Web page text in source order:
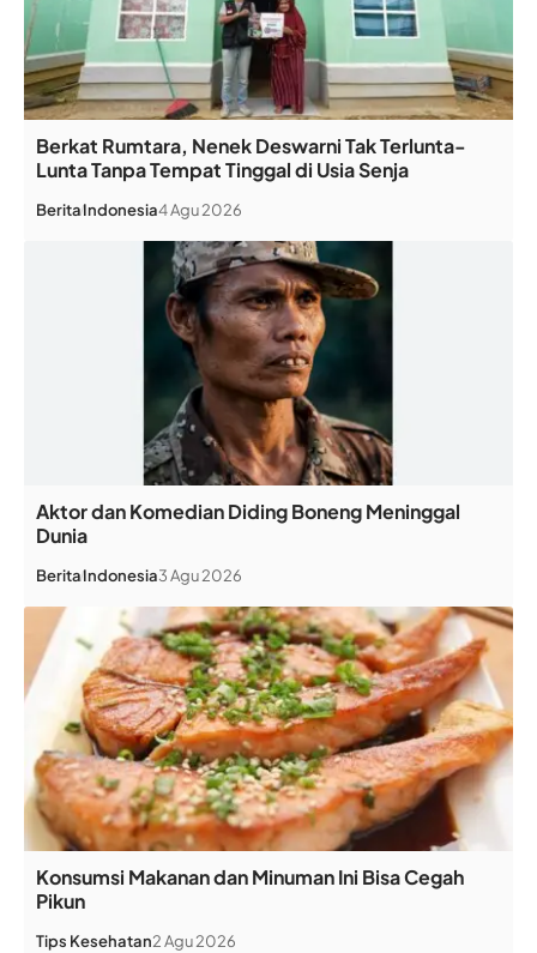
Berkat Rumtara, Nenek Deswarni Tak Terlunta-
Lunta Tanpa Tempat Tinggal di Usia Senja
BeritaIndonesia4 Agu 2026
Aktor dan Komedian Diding Boneng Meninggal
Dunia
BeritaIndonesia3 Agu 2026
Konsumsi Makanan dan Minuman Ini Bisa Cegah
Pikun
Tips Kesehatan2 Agu 2026